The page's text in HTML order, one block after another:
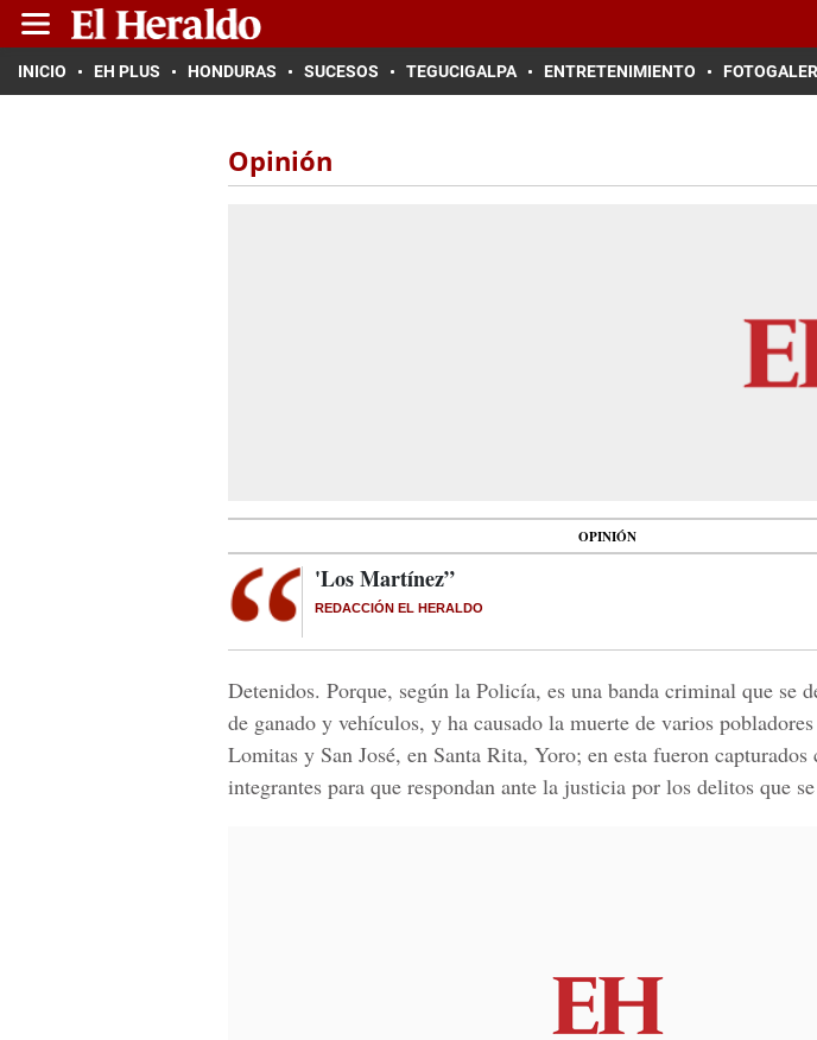
INICIO EH PLUS HONDURAS SUCESOS TEGUCIGALPA ENTRETENIMIENTO
Opinión
OPINIÓN
'Los Martínez”
REDACCIÓN EL HERALDO
Detenidos. Porque, según la Policía, es una banda criminal que se
de ganado y vehículos, y ha causado la muerte de varios
Lomitas y San José, en Santa Rita, Yoro; en esta fueron capturados
integrantes para que respondan ante la justicia por los delitos que